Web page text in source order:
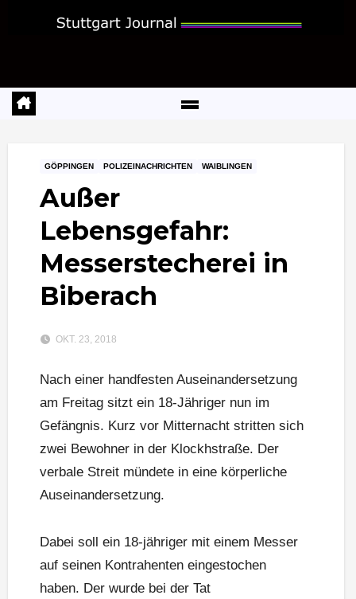
GÖPPINGEN POLIZEINACHRICHTEN WAIBLINGEN
Außer
Lebensgefahr:
Messerstecherei in
Biberach
OKT. 23, 2018
Nach einer handfesten Auseinandersetzung
am Freitag sitzt ein 18-Jähriger nun im
Gefängnis. Kurz vor Mitternacht stritten sich
zwei Bewohner in der Klockhstraße. Der
verbale Streit mündete in eine körperliche
Auseinandersetzung.
Dabei soll ein 18-jähriger mit einem Messer
auf seinen Kontrahenten eingestochen
haben. Der wurde bei der Tat